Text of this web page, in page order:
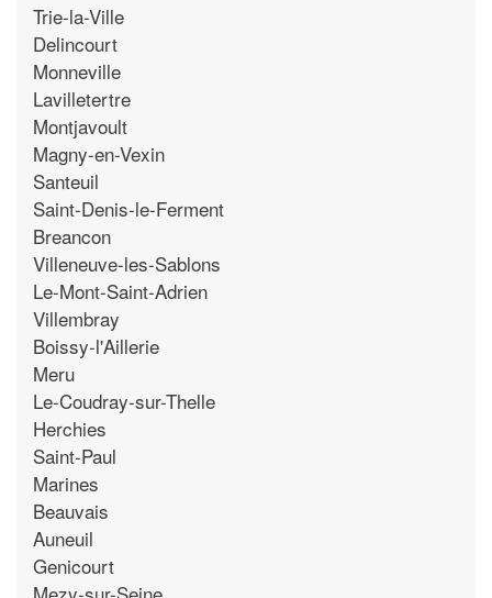
Trie-la-Ville
Delincourt
Monneville
Lavilletertre
Montjavoult
Magny-en-Vexin
Santeuil
Saint-Denis-le-Ferment
Breancon
Villeneuve-les-Sablons
Le-Mont-Saint-Adrien
Villembray
Boissy-l'Aillerie
Meru
Le-Coudray-sur-Thelle
Herchies
Saint-Paul
Marines
Beauvais
Auneuil
Genicourt
Mezy-sur-Seine